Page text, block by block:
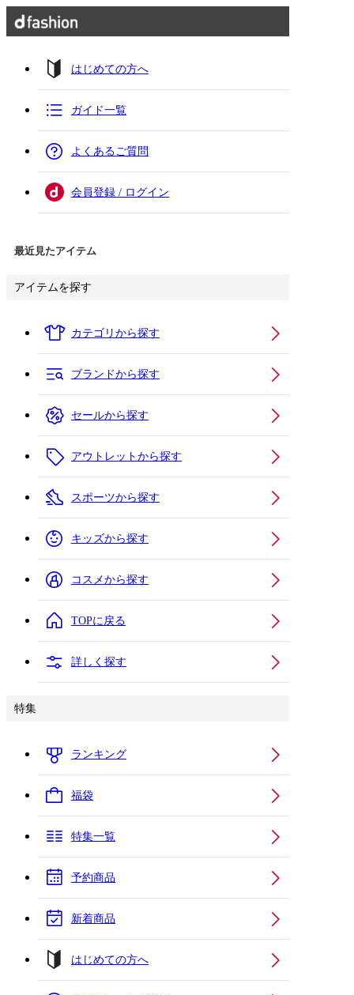
はじめての方へ
ガイド一覧
よくあるご質問
会員登録 / ログイン
最近見たアイテム
アイテムを探す
カテゴリから探す
ブランドから探す
セールから探す
アウトレットから探す
スポーツから探す
キッズから探す
コスメから探す
TOPに戻る
詳しく探す
特集
ランキング
福袋
特集一覧
予約商品
新着商品
はじめての方へ